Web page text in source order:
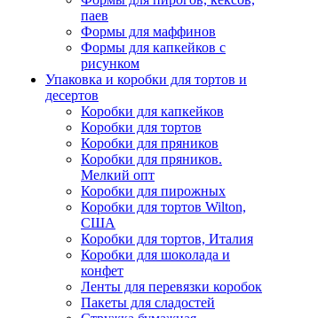
паев
Формы для маффинов
Формы для капкейков с
рисунком
Упаковка и коробки для тортов и
десертов
Коробки для капкейков
Коробки для тортов
Коробки для пряников
Коробки для пряников.
Мелкий опт
Коробки для пирожных
Коробки для тортов Wilton,
США
Коробки для тортов, Италия
Коробки для шоколада и
конфет
Ленты для перевязки коробок
Пакеты для сладостей